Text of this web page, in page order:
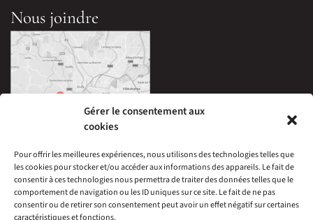
Gérer le consentement aux
cookies
Pour offrir les meilleures expériences, nous utilisons des technologies telles que
les cookies pour stocker et/ou accéder aux informations des appareils. Le fait de
consentir à ces technologies nous permettra de traiter des données telles que le
comportement de navigation ou les ID uniques sur ce site. Le fait de ne pas
consentir ou de retirer son consentement peut avoir un effet négatif sur certaines
caractéristiques et fonctions.
Nous joindre
33 Avenue Edouard Millaud,
69290 Craponne, France
04 78 57 05 60